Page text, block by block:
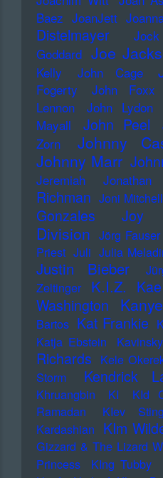
Baez JoanJett
Distelmayer
Goddard Joe
Kelly
John Cage
Fogerty
John Foxx
Lennon
John Lydon
Mayall
John Peel
Zorn
Johnny
Johnny Marr
Jeremiah
Jonathan
Richman Joni Mitchell
Gonzales
Joy
Division Jörg Fauser
Priest Juli Julia
Justin Bieber
Zeltinger
K.I.Z.
Washington
Bartos Kat Frankie
Katja Ebstein
Kavinsky
Richards Kele
Storm
Kendrick
Khruangbin
KI KId
Ramadan
KIev
Kardashian KIm
Gizzard & The Lizard
Princess
KIng Tubby